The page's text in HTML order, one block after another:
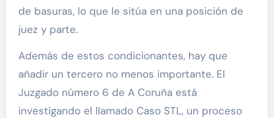
de basuras, lo que le sitúa en una posición de
juez y parte.
Además de estos condicionantes, hay que
añadir un tercero no menos importante. El
Juzgado número 6 de A Coruña está
investigando el llamado Caso STL, un proceso